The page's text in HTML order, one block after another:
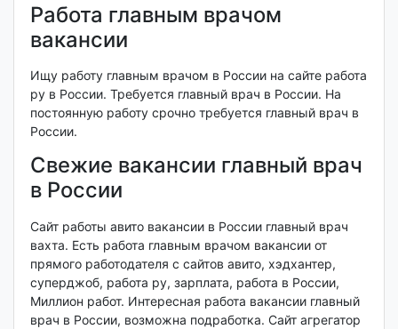
Работа главным врачом
вакансии
Ищу работу главным врачом в России на сайте работа
ру в России. Требуется главный врач в России. На
постоянную работу срочно требуется главный врач в
России.
Свежие вакансии главный врач
в России
Сайт работы авито вакансии в России главный врач
вахта. Есть работа главным врачом вакансии от
прямого работодателя с сайтов авито, хэдхантер,
суперджоб, работа ру, зарплата, работа в России,
Миллион работ. Интересная работа вакансии главный
врач в России, возможна подработка. Сайт агрегатор